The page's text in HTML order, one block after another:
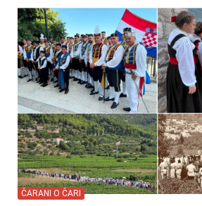
ČARANI O ČARI